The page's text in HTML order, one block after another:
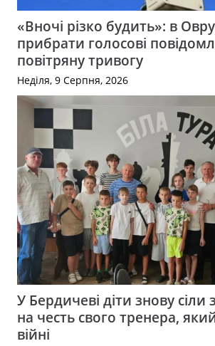
«Вночі різко будить»: в
прибрати голосові
повітряну тривогу
Неділя, 9 Серпня, 2026
У Бердичеві діти знову сіли
на честь свого тренера,
війні